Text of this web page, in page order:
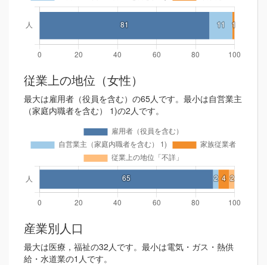
従業上の地位（女性）
最大は雇用者（役員を含む）の65人です。最小は自営業主
（家庭内職者を含む） 1)の2人です。
産業別人口
最大は医療，福祉の32人です。最小は電気・ガス・熱供
給・水道業の1人です。